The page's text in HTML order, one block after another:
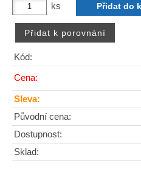
ks
Kód:
Cena:
Sleva:
Původní cena:
Dostupnost:
Sklad: